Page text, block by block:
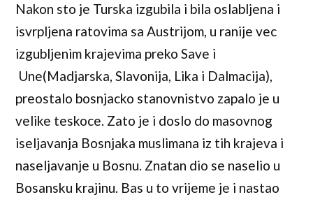
Nakon sto je Turska izgubila i bila oslabljena i
isvrpljena ratovima sa Austrijom, u ranije vec
izgubljenim krajevima preko Save i
Une(Madjarska, Slavonija, Lika i Dalmacija),
preostalo bosnjacko stanovnistvo zapalo je u
velike teskoce. Zato je i doslo do masovnog
iseljavanja Bosnjaka muslimana iz tih krajeva i
naseljavanje u Bosnu. Znatan dio se naselio u
Bosansku krajinu. Bas u to vrijeme je i nastao